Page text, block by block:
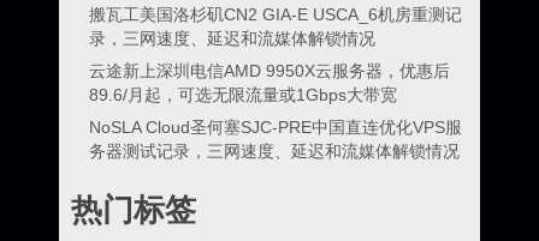
搬瓦工美国洛杉矶CN2 GIA-E USCA_6机房重测记
录，三网速度、延迟和流媒体解锁情况
云途新上深圳电信AMD 9950X云服务器，优惠后
89.6/月起，可选无限流量或1Gbps大带宽
NoSLA Cloud圣何塞SJC-PRE中国直连优化VPS服
务器测试记录，三网速度、延迟和流媒体解锁情况
热门标签